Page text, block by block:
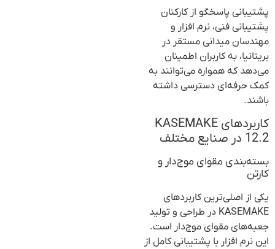
پشتیبانی پاسخگو از کارکنان
پشتیبانی فنی، نرم افزار و
مهندسان میدانی مستقر در
بریتانیا، به کاربران اطمینان
می‌دهد که همواره می‌توانند به
کمک حرفه‌ای دسترسی داشته
باشند.
کاربردهای KASEMAKE
12.2 در صنایع مختلف
بسته‌بندی مقوای موج‌دار و
کارتن
یکی از اصلی‌ترین کاربردهای
KASEMAKE در طراحی و تولید
جعبه‌های مقوای موج‌دار است.
این نرم افزار با پشتیبانی کامل از